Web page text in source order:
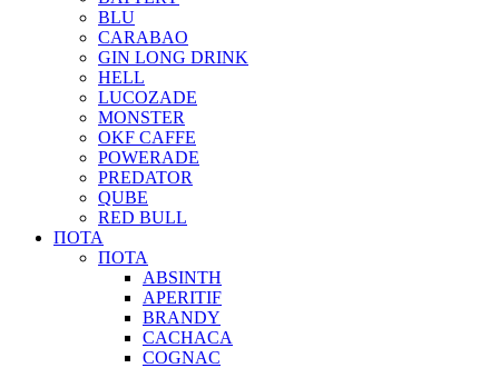
BLU
CARABAO
GIN LONG DRINK
HELL
LUCOZADE
MONSTER
OKF CAFFE
POWERADE
PREDATOR
QUBE
RED BULL
ΠΟΤΑ
ΠΟΤΑ
ABSINTH
APERITIF
BRANDY
CACHACA
COGNAC